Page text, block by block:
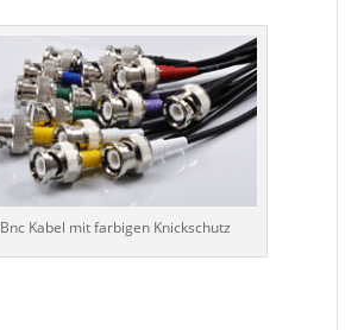
Bnc Kabel mit farbigen Knickschutz